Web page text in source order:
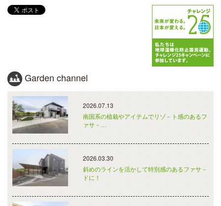
Garden channel
2026.07.13
南国系の植栽やアイテムでリゾ－ト感のあるフ
ァサ－…
2026.03.30
斜めのラインを活かして特別感のあるファサ－
ドに！